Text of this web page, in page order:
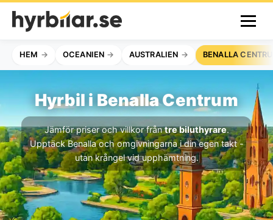
HEM OCEANIEN AUSTRALIEN BENALLA
Hyrbil i Benalla Centrum
Jämför priser och villkor fråntre biluthyrare.
Upptäck Benalla och omgivningarna i din egen takt -
utan krångel vid upphämtning.